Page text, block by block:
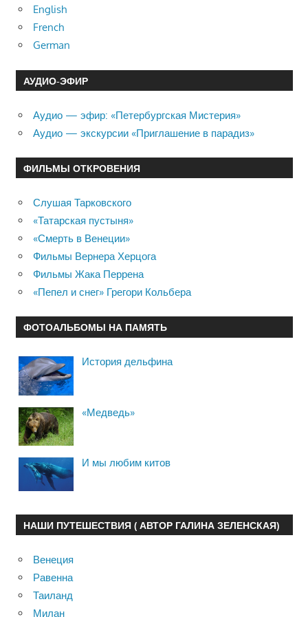
English
French
German
АУДИО-ЭФИР
Аудио — эфир: «Петербургская Мистерия»
Аудио — экскурсии «Приглашение в парадиз»
ФИЛЬМЫ ОТКРОВЕНИЯ
Слушая Тарковского
«Татарская пустыня»
«Смерть в Венеции»
Фильмы Вернера Херцога
Фильмы Жака Перрена
«Пепел и снег» Грегори Кольбера
ФОТОАЛЬБОМЫ НА ПАМЯТЬ
История дельфина
«Медведь»
И мы любим китов
НАШИ ПУТЕШЕСТВИЯ ( АВТОР ГАЛИНА ЗЕЛЕНСКАЯ)
Венеция
Равенна
Таиланд
Милан